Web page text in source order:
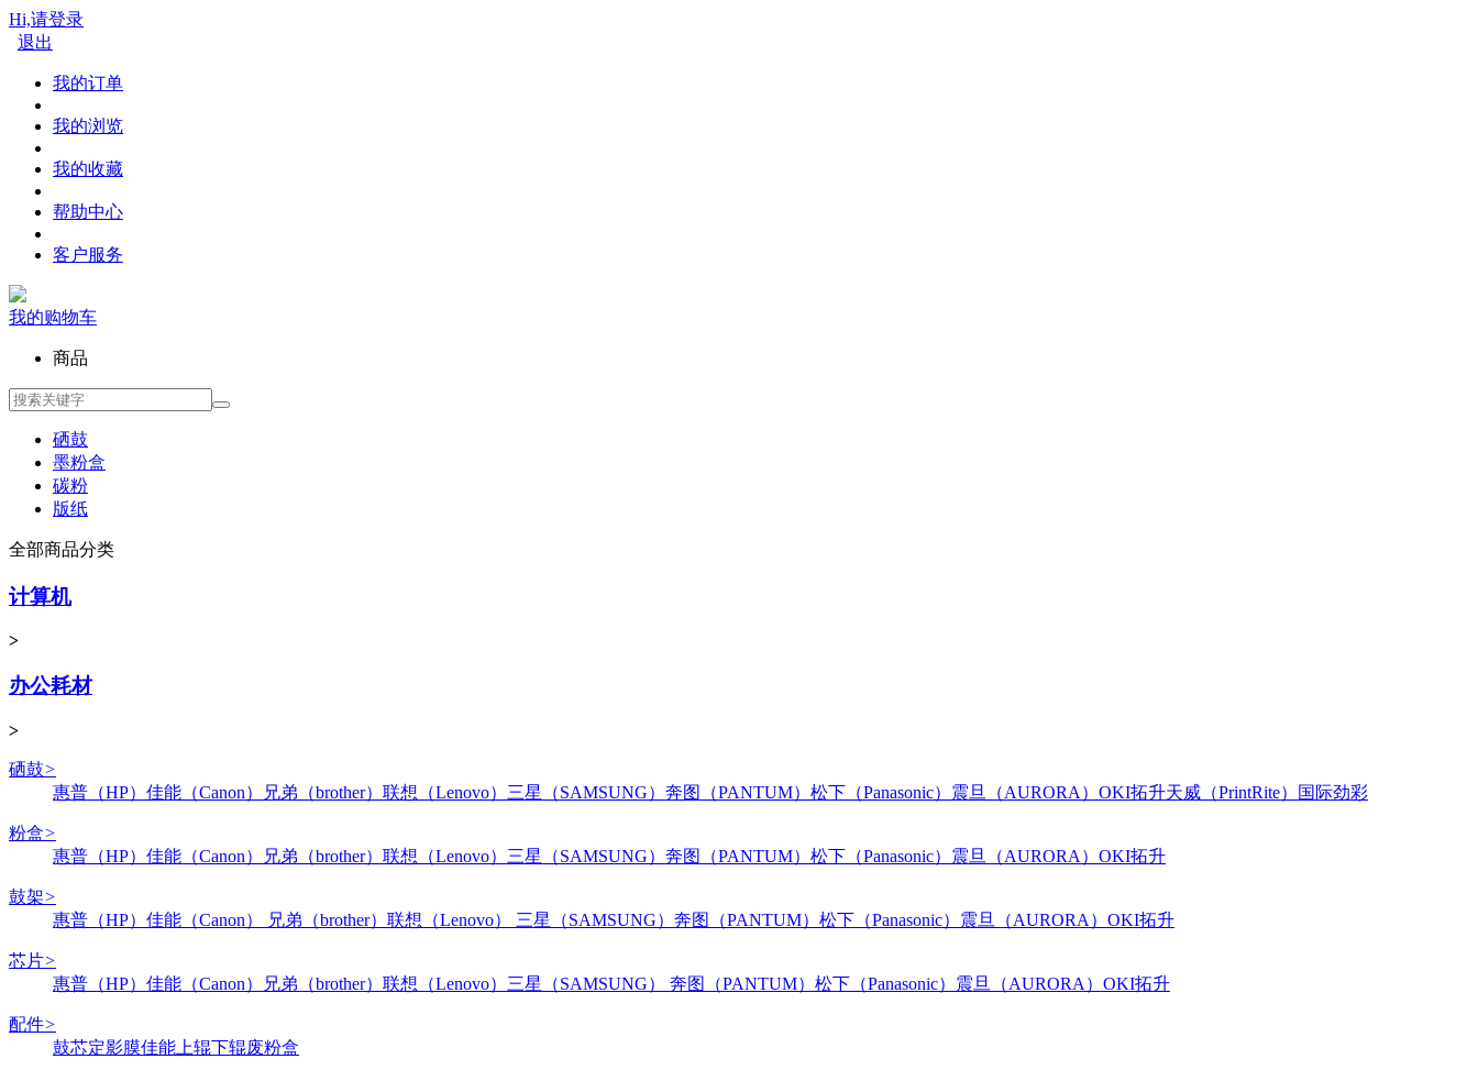
Hi,请登录
退出
我的订单
我的浏览
我的收藏
帮助中心
客户服务
我的购物车
商品
硒鼓
墨粉盒
碳粉
版纸
全部商品分类
计算机
>
办公耗材
>
硒鼓>
惠普（HP） 佳能（Canon） 兄弟（brother） 联想（Lenovo） 三星（SAMSUNG） 奔图（PANTUM） 松下（Panasonic） 震旦（AURORA） OKI拓升天威（PrintRite） 国际劲彩
粉盒>
惠普（HP） 佳能（Canon） 兄弟（brother） 联想（Lenovo） 三星（SAMSUNG） 奔图（PANTUM） 松下（Panasonic） 震旦（AURORA） OKI拓升
鼓架>
惠普（HP） 佳能（Canon） 兄弟（brother） 联想（Lenovo） 三星（SAMSUNG） 奔图（PANTUM） 松下（Panasonic） 震旦（AURORA） OKI拓升
芯片>
惠普（HP） 佳能（Canon） 兄弟（brother） 联想（Lenovo） 三星（SAMSUNG） 奔图（PANTUM） 松下（Panasonic） 震旦（AURORA） OKI拓升
配件>
鼓芯定影膜佳能 上辊下辊废粉盒